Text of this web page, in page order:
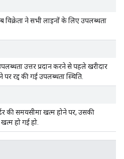
विक्रेता ने सभी लाइनों के लिए उपलब्धता
उत्तर प्रदान करने से पहले खरीदार
पर रद्द की गई उपलब्धता स्थिति.
की समयसीमा खत्म होने पर, उसकी
हो गई हो.